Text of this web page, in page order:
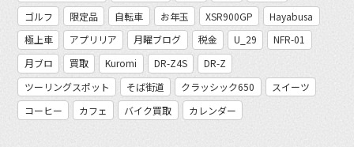
ゴルフ
限定品 自転車 お年玉 XSR900GP
Hayabusa
極上車
アプリリア 月曜ブログ 税金 U_29
NFR-01
月ブロ
買取 Kuromi DR-Z4S
DR-Z
ツーリングスポット
そば街道 クラッシック650
スイーツ
コーヒー
カフェ バイク買取 カレンダー